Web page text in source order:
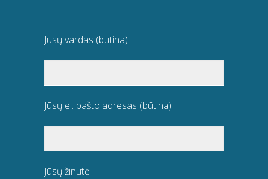
Jūsų vardas (būtina)
Jūsų el. pašto adresas (būtina)
Jūsų žinutė